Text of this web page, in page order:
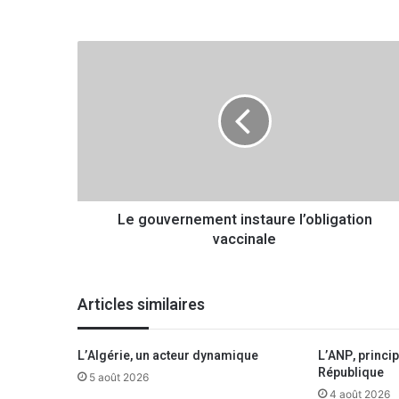
n
i
n
s
Le gouvernement instaure l’obligation
vaccinale
Articles similaires
L’Algérie, un acteur dynamique
5 août 2026
L’ANP,
République
4 août 2026